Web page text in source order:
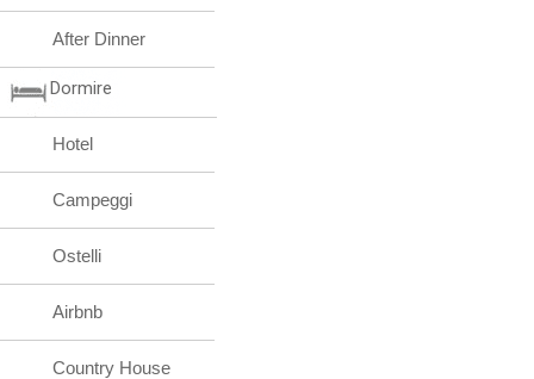
After Dinner
Dormire
Hotel
Campeggi
Ostelli
Airbnb
Country House